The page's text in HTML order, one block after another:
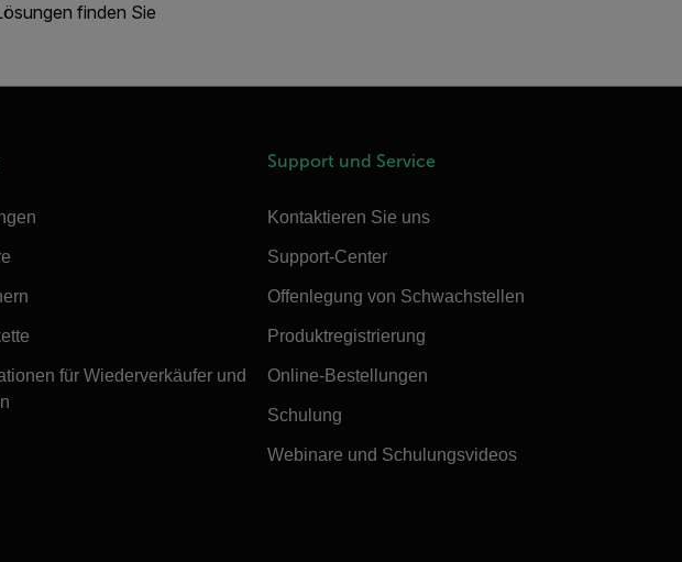
finden Sie
für Wiederverkäufer und
Support und Service
Kontaktieren Sie uns
Support-Center
Offenlegung von Schwachstellen
Produktregistrierung
Online-Bestellungen
Schulung
Webinare und Schulungsvideos